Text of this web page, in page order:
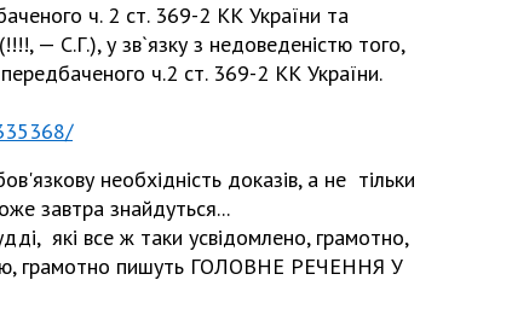
ч. 2 ст. 369-2 КК України та
— С.Г.), у зв`язку з недоведеністю того,
ч.2 ст. 369-2 КК України.
необхідність доказів, а не тільки
завтра знайдуться...
які все ж таки усвідомлено, грамотно,
грамотно пишуть ГОЛОВНЕ РЕЧЕННЯ У